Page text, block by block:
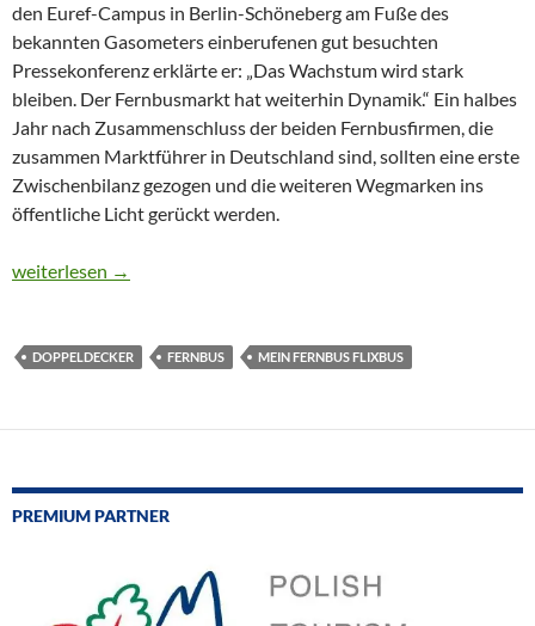
den Euref-Campus in Berlin-Schöneberg am Fuße des
bekannten Gasometers einberufenen gut besuchten
Pressekonferenz erklärte er: „Das Wachstum wird stark
bleiben. Der Fernbusmarkt hat weiterhin Dynamik.“ Ein halbes
Jahr nach Zusammenschluss der beiden Fernbusfirmen, die
zusammen Marktführer in Deutschland sind, sollten eine erste
Zwischenbilanz gezogen und die weiteren Wegmarken ins
öffentliche Licht gerückt werden.
CTOUR vor Ort: Grüne Fernbusse rollen nun von Skandinavien
weiterlesen →
DOPPELDECKER FERNBUS MEIN FERNBUS FLIXBUS
PREMIUM PARTNER